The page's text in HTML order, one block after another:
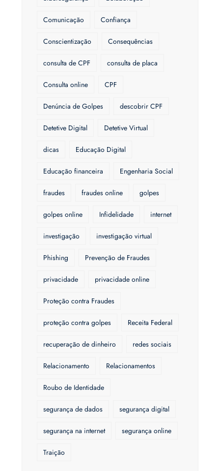
Comunicação Confiança
Conscientização Consequências
consulta de CPF consulta de placa
Consulta online CPF
Denúncia de Golpes descobrir CPF
Detetive Digital Detetive Virtual
dicas Educação Digital
Educação financeira Engenharia Social
fraudes fraudes online golpes
golpes online Infidelidade internet
investigação investigação virtual
Phishing Prevenção de Fraudes
privacidade privacidade online
Proteção contra Fraudes
proteção contra golpes Receita Federal
recuperação de dinheiro redes sociais
Relacionamento Relacionamentos
Roubo de Identidade
segurança de dados segurança digital
segurança na internet segurança online
Traição